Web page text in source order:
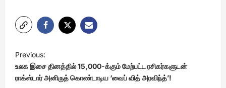
o
s
Previous:
உலக இசை தினத்தில் 15,000-க்கும் மேற்பட்ட ரசிகர்களுடன்
ராக்ஸ்டார் அனிருத் கொண்டாடிய ‘வைப் வித் அரவிந்த்’!